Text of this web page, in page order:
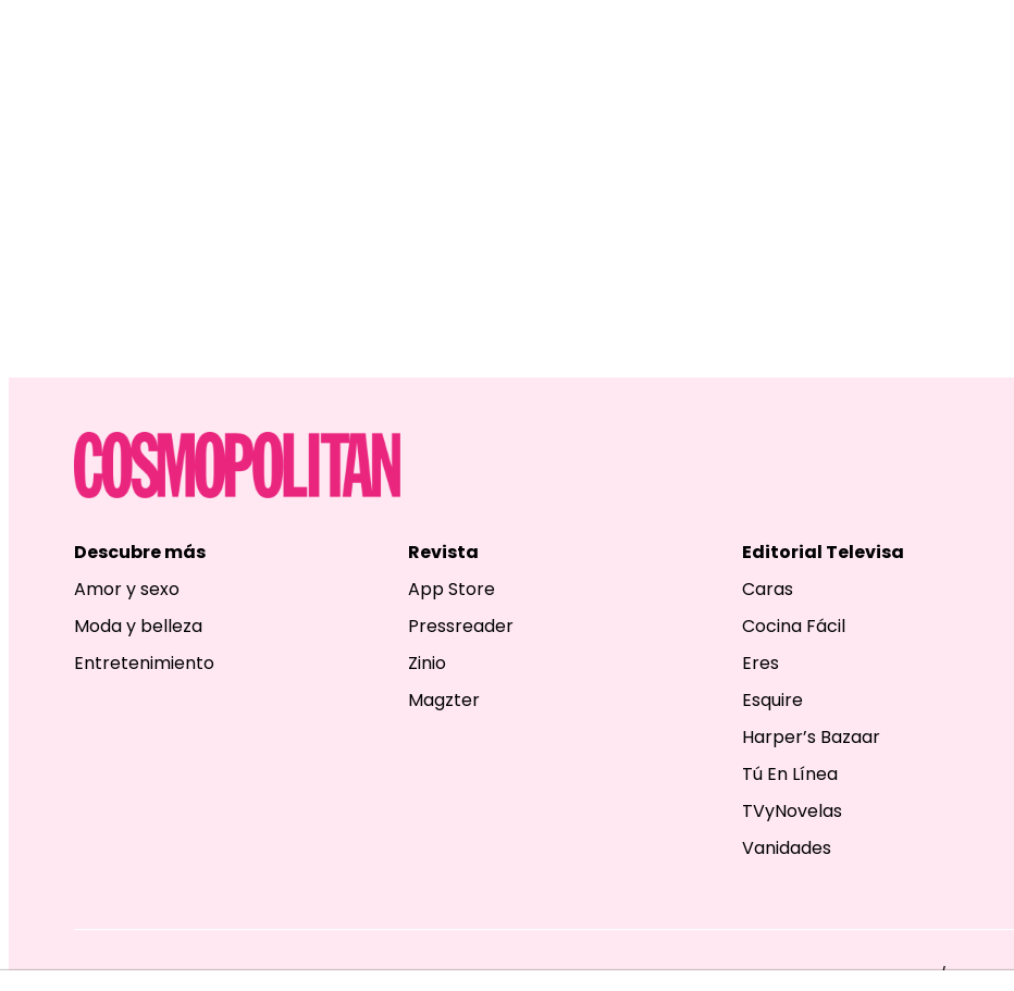
Descubre más
Amor y sexo
Moda y belleza
Entretenimiento
Revista
App Store
Pressreader
Zinio
Magzter
Editorial Televisa
Caras
Cocina Fácil
Eres
Esquire
Harper’s Bazaar
Tú En Línea
TVyNovelas
Vanidades
EDITORIAL TELEVISA S.A. DE C.V. TODOS LOS DERECHOS RESERVADOS. TBG - EDITORIAL TELEVISA - LIFESTYLES - BEAUTY / FASHION